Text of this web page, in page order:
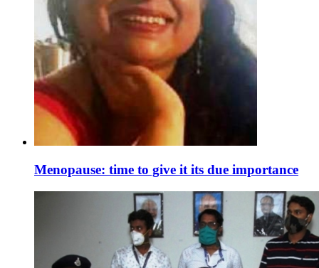
Menopause: time to give it its due importance